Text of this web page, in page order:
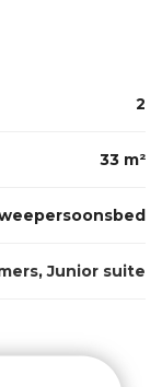
2
33 m²
,Junior suite